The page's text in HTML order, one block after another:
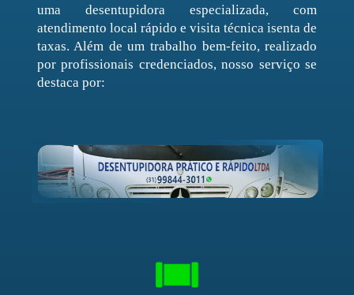
uma desentupidora especializada, com
atendimento local rápido e visita técnica isenta de
taxas. Além de um trabalho bem-feito, realizado
por profissionais credenciados, nosso serviço se
destaca por: